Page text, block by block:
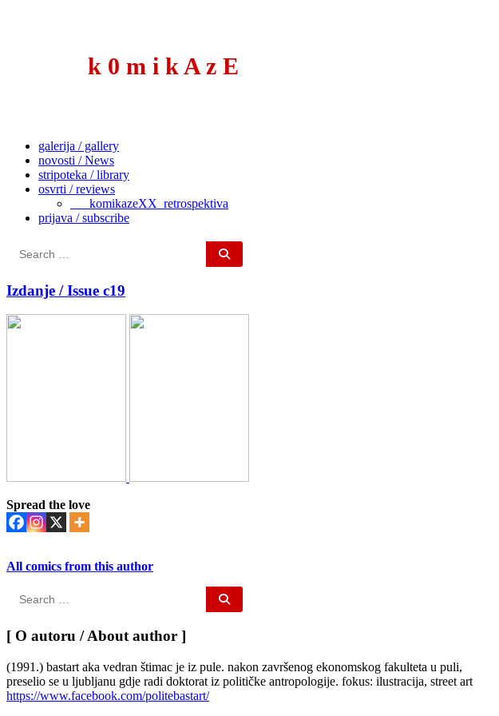
k 0 m i k A z E
galerija / gallery
novosti / News
stripoteka / library
osvrti / reviews
___komikazeXX_retrospektiva
prijava / subscribe
Search
for:
Izdanje / Issue c19
Spread the love
All comics from this author
Search
for:
[ O autoru / About author ]
(1991.) bastart aka vedran štimac je iz pule. nakon završenog ekonomskog fakulteta u puli,
preselio se u ljubljanu gdje radi doktorat iz političke antropologije. fokus: ilustracija, street art
https://www.facebook.com/politebastart/